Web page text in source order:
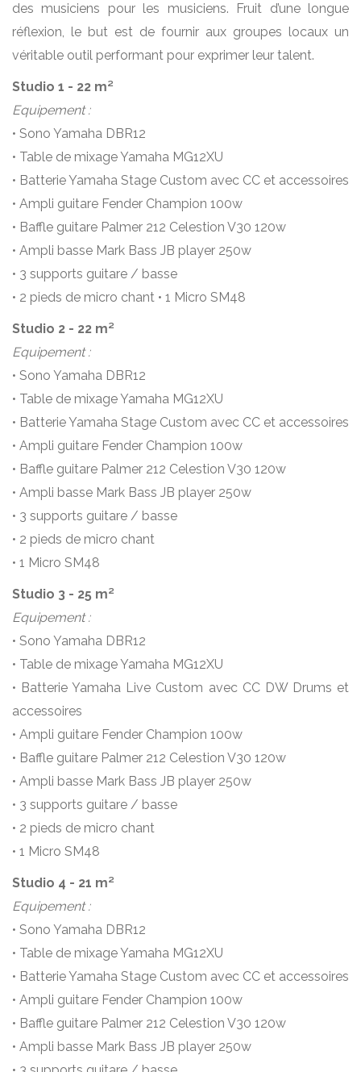
des musiciens pour les musiciens. Fruit d’une longue
réflexion, le but est de fournir aux groupes locaux un
véritable outil performant pour exprimer leur talent.
Studio 1 - 22 m²
Equipement :
• Sono Yamaha DBR12
• Table de mixage Yamaha MG12XU
• Batterie Yamaha Stage Custom avec CC et accessoires
• Ampli guitare Fender Champion 100w
• Baffle guitare Palmer 212 Celestion V30 120w
• Ampli basse Mark Bass JB player 250w
• 3 supports guitare / basse
• 2 pieds de micro chant • 1 Micro SM48
Studio 2 - 22 m²
Equipement :
• Sono Yamaha DBR12
• Table de mixage Yamaha MG12XU
• Batterie Yamaha Stage Custom avec CC et accessoires
• Ampli guitare Fender Champion 100w
• Baffle guitare Palmer 212 Celestion V30 120w
• Ampli basse Mark Bass JB player 250w
• 3 supports guitare / basse
• 2 pieds de micro chant
• 1 Micro SM48
Studio 3 - 25 m²
Equipement :
• Sono Yamaha DBR12
• Table de mixage Yamaha MG12XU
• Batterie Yamaha Live Custom avec CC DW Drums et
accessoires
• Ampli guitare Fender Champion 100w
• Baffle guitare Palmer 212 Celestion V30 120w
• Ampli basse Mark Bass JB player 250w
• 3 supports guitare / basse
• 2 pieds de micro chant
• 1 Micro SM48
Studio 4 - 21 m²
Equipement :
• Sono Yamaha DBR12
• Table de mixage Yamaha MG12XU
• Batterie Yamaha Stage Custom avec CC et accessoires
• Ampli guitare Fender Champion 100w
• Baffle guitare Palmer 212 Celestion V30 120w
• Ampli basse Mark Bass JB player 250w